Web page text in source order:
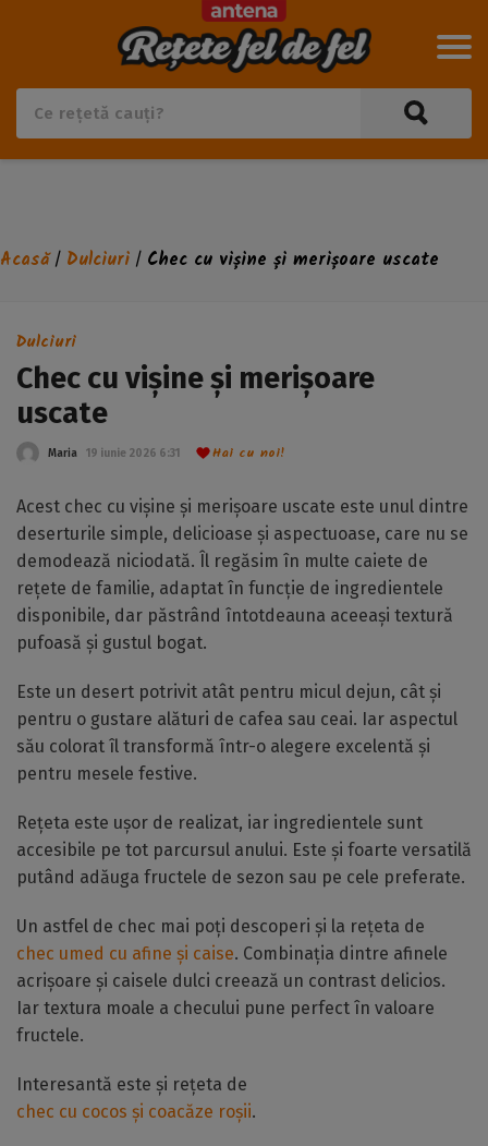
Acasă/ Dulciuri / Chec cu vișine și merișoare uscate
Dulciuri
Chec cu vișine și merișoare
uscate
Maria 19 iunie 2026 6:31 Hai cu noi!
Acest chec cu vișine și merișoare uscate este unul dintre
deserturile simple, delicioase și aspectuoase, care nu se
demodează niciodată. Îl regăsim în multe caiete de
rețete de familie, adaptat în funcție de ingredientele
disponibile, dar păstrând întotdeauna aceeași textură
pufoasă și gustul bogat.
Este un desert potrivit atât pentru micul dejun, cât și
pentru o gustare alături de cafea sau ceai. Iar aspectul
său colorat îl transformă într-o alegere excelentă și
pentru mesele festive.
Rețeta este ușor de realizat, iar ingredientele sunt
accesibile pe tot parcursul anului. Este și foarte versatilă
putând adăuga fructele de sezon sau pe cele preferate.
Un astfel de chec mai poți descoperi și la rețeta de
chec umed cu afine și caise. Combinația dintre afinele
acrișoare și caisele dulci creează un contrast delicios.
Iar textura moale a checului pune perfect în valoare
fructele.
Interesantă este și rețeta de
chec cu cocos și coacăze roșii.